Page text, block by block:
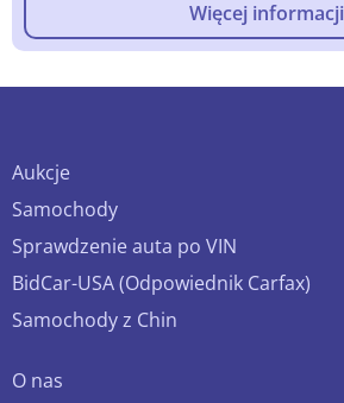
Więcej informacji
Aukcje
Samochody
Sprawdzenie auta po VIN
BidCar-USA (Odpowiednik Carfax)
Samochody z Chin
O nas